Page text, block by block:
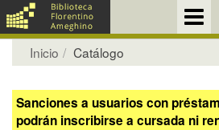
Inicio Catálogo
Sanciones a usuarios con
podrán inscribirse a cursada ni